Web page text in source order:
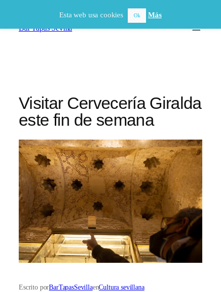
Bar Tapas Sevilla
Visitar Cervecería Giralda
este fin de semana
Escrito porBarTapasSevillaenCultura sevillana
Esta web usa cookies Ok Más